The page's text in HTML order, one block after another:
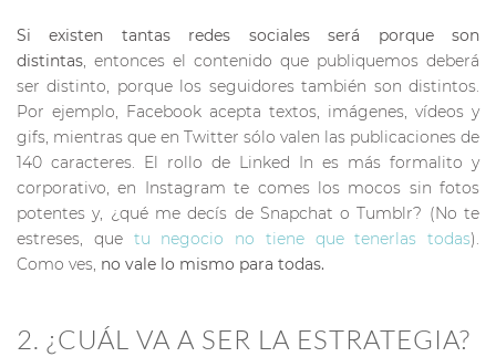
Si existen tantas redes sociales será porque son
distintas , entonces el contenido que publiquemos deberá
ser distinto, porque los seguidores también son distintos.
Por ejemplo, Facebook acepta textos, imágenes, vídeos y
gifs, mientras que en Twitter sólo valen las publicaciones de
140 caracteres. El rollo de Linked In es más formalito y
corporativo, en Instagram te comes los mocos sin fotos
potentes y, ¿qué me decís de Snapchat o Tumblr? (No te
estreses, que tu negocio no tiene que tenerlas todas).
Como ves, no vale lo mismo para todas.
2. ¿CUÁL VA A SER LA ESTRATEGIA?